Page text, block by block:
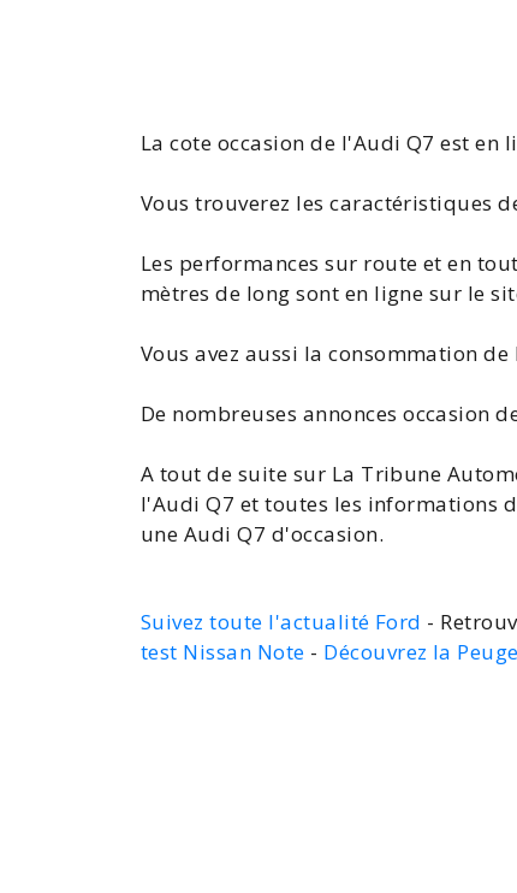
Lacote occasion de l'Audi Q7 est en
Vous trouverez lescaractéristiques
Les performances sur route et en
mètres de long sont en ligne sur le
Vous avez aussi laconsommation de
De nombreuses annonces occasion
A tout de suite sur La Tribune
l'Audi Q7 et toutes les informations
une Audi Q7 d'occasion.
Suivez toute l'actualité Ford -
test Nissan Note - Découvrez la